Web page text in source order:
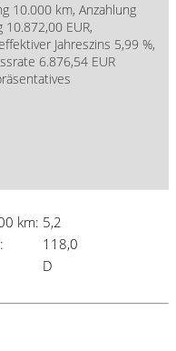
10.000 km, Anzahlung
EUR,
Jahreszins 5,99 %,
6.876,54 EUR
km: 5,2
118,0
D